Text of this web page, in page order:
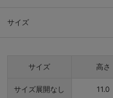
サイズ
サイズ 高さ
サイズ展開なし 11.0